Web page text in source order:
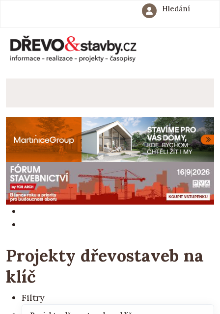
Hledání
Projekty dřevostaveb na
klíč
Filtry